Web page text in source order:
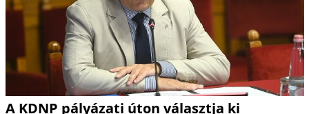
A KDNP pályázati úton választja ki